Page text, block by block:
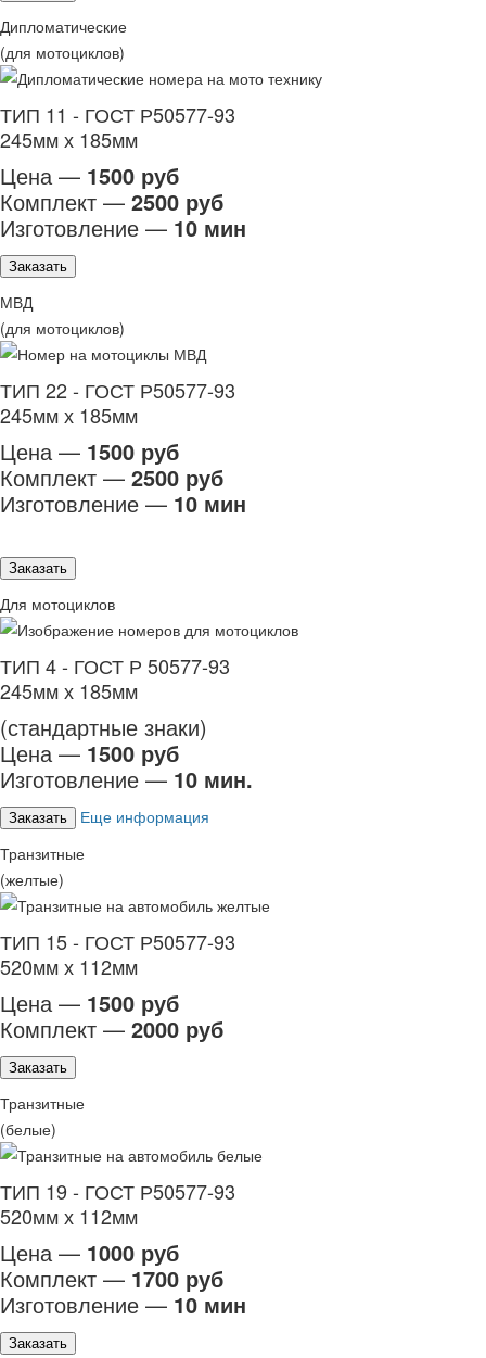
Дипломатические
(для мотоциклов)
ТИП 11 - ГОСТ Р50577-93
245мм х 185мм
Цена — 1500 руб
Комплект — 2500 руб
Изготовление — 10 мин
Заказать
МВД
(для мотоциклов)
ТИП 22 - ГОСТ Р50577-93
245мм х 185мм
Цена — 1500 руб
Комплект — 2500 руб
Изготовление — 10 мин
Заказать
Для мотоциклов
ТИП 4 - ГОСТ Р 50577-93
245мм х 185мм
(стандартные знаки)
Цена — 1500 руб
Изготовление — 10 мин.
Заказать
Еще информация
Транзитные
(желтые)
ТИП 15 - ГОСТ Р50577-93
520мм х 112мм
Цена — 1500 руб
Комплект — 2000 руб
Заказать
Транзитные
(белые)
ТИП 19 - ГОСТ Р50577-93
520мм х 112мм
Цена — 1000 руб
Комплект — 1700 руб
Изготовление — 10 мин
Заказать